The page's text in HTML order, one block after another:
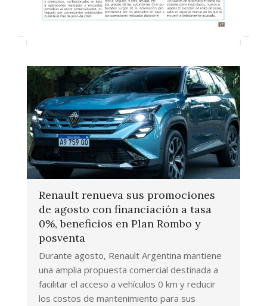
Renault renueva sus promociones
de agosto con financiación a tasa
0%, beneficios en Plan Rombo y
posventa
Durante agosto, Renault Argentina mantiene
una amplia propuesta comercial destinada a
facilitar el acceso a vehículos 0 km y reducir
los costos de mantenimiento para sus